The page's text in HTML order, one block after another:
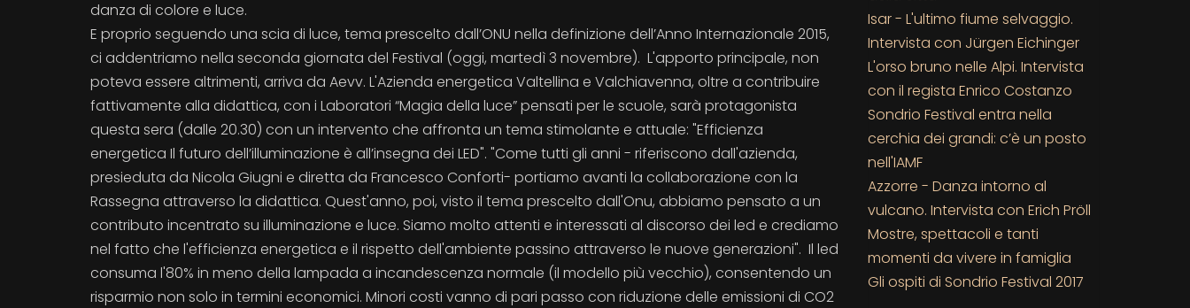
danza di colore e luce.
E proprio seguendo una scia di luce, tema prescelto dall’ONU nella definizione dell’Anno Internazionale 2015,
ci addentriamo nella seconda giornata del Festival (oggi, martedì 3 novembre). L'apporto principale, non
poteva essere altrimenti, arriva da Aevv. L'Azienda energetica Valtellina e Valchiavenna, oltre a contribuire
fattivamente alla didattica, con i Laboratori “Magia della luce” pensati per le scuole, sarà protagonista
questa sera (dalle 20.30) con un intervento che affronta un tema stimolante e attuale: "Efficienza
energetica Il futuro dell’illuminazione è all’insegna dei LED". "Come tutti gli anni - riferiscono dall'azienda,
presieduta da Nicola Giugni e diretta da Francesco Conforti- portiamo avanti la collaborazione con la
Rassegna attraverso la didattica. Quest'anno, poi, visto il tema prescelto dall'Onu, abbiamo pensato a un
contributo incentrato su illuminazione e luce. Siamo molto attenti e interessati al discorso dei led e crediamo
nel fatto che l'efficienza energetica e il rispetto dell'ambiente passino attraverso le nuove generazioni". Il led
consuma l'80% in meno della lampada a incandescenza normale (il modello più vecchio), consentendo un
risparmio non solo in termini economici. Minori costi vanno di pari passo con riduzione delle emissioni di CO2
Isar - L'ultimo fiume selvaggio.
Intervista con Jürgen Eichinger
L'orso bruno nelle Alpi. Intervista
con il regista Enrico Costanzo
Sondrio Festival entra nella
cerchia dei grandi: c’è un posto
nell'IAMF
Azzorre - Danza intorno al
vulcano. Intervista con Erich Pröll
Mostre, spettacoli e tanti
momenti da vivere in famiglia
Gli ospiti di Sondrio Festival 2017